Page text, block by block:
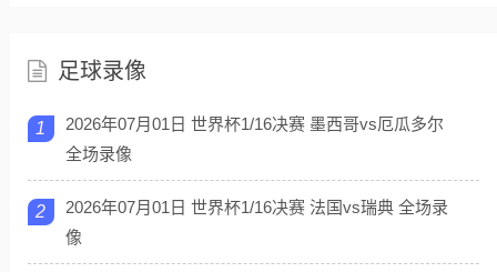
足球录像
1
2026年07月01日 世界杯1/16决赛 墨西哥vs厄瓜多尔
全场录像
2
2026年07月01日 世界杯1/16决赛 法国vs瑞典 全场录
像